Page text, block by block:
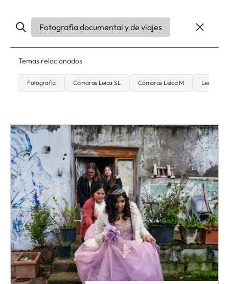
Fotografía documental y de viajes
Temas relacionados
Fotografía Cámaras Leica SL Cámaras Leica M Leica SL2